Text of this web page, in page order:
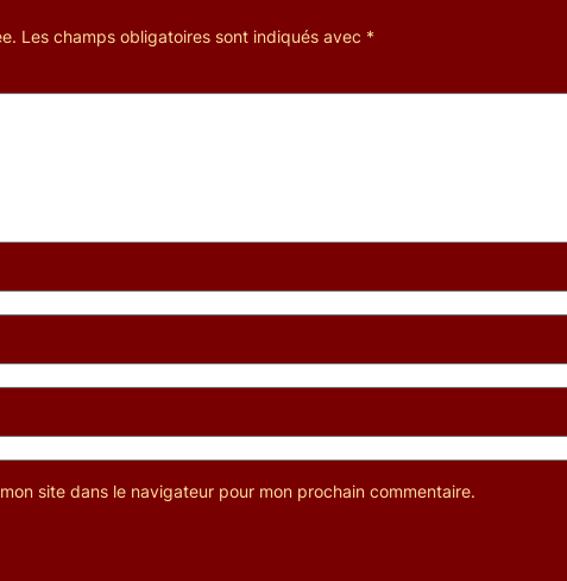
Les champs obligatoires sont indiqués avec *
site dans le navigateur pour mon prochain commentaire.